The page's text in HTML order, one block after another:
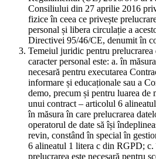
Consiliului din 27 aprilie 2016
fizice în ceea ce privește
personal și libera circulație a
Directivei 95/46/CE, denumit în
Temeiul juridic pentru prelucrarea
caracter personal este: a. în
necesară pentru executarea
informare și educaționale sau a
demo, precum și pentru luarea de
unui contract – articolul 6
în măsura în care prelucrarea
operatorul de date să își
revin, constând în special în
6 alineatul 1 litera c din RGPD; c.
prelucrarea este necesară pentru